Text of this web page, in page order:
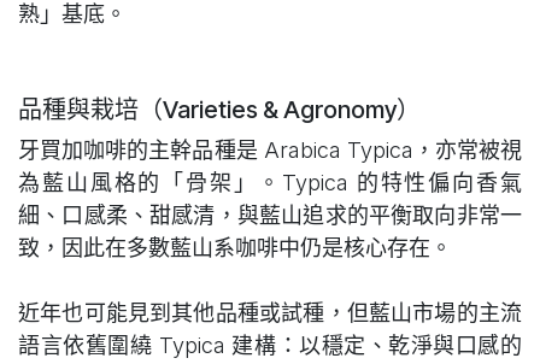
熟」基底。
品種與栽培（Varieties & Agronomy）
牙買加咖啡的主幹品種是 Arabica Typica，亦常被視
為藍山風格的「骨架」。Typica 的特性偏向香氣
細、口感柔、甜感清，與藍山追求的平衡取向非常一
致，因此在多數藍山系咖啡中仍是核心存在。
近年也可能見到其他品種或試種，但藍山市場的主流
語言依舊圍繞 Typica 建構：以穩定、乾淨與口感的